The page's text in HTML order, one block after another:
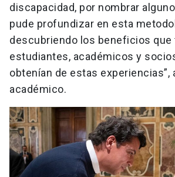
discapacidad, por nombrar
pude profundizar en esta
descubriendo los beneficios que
estudiantes, académicos y
obtenían de estas experiencias”,
académico.